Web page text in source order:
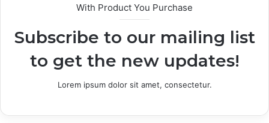
With Product You Purchase
Subscribe to our mailing list
to get the new updates!
Lorem ipsum dolor sit amet, consectetur.